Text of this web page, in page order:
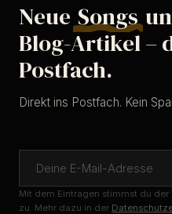
NeueSongs
Blog-Artikel –
Postfach.
Direkt ins Postfach. Kein
Mit dem Eintragen stimmst du
zu. Mehr dazu in der